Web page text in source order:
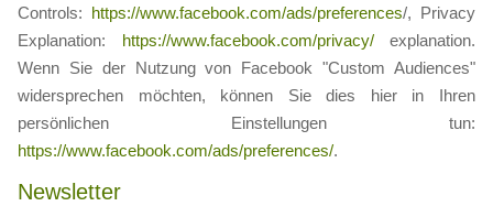
Controls: https://www.facebook.com/ads/preferences/, Privacy
Explanation: https://www.facebook.com/privacy/ explanation.
Wenn Sie der Nutzung von Facebook "Custom Audiences"
widersprechen möchten, können Sie dies hier in Ihren
persönlichen Einstellungen tun:
https://www.facebook.com/ads/preferences/.
Newsletter